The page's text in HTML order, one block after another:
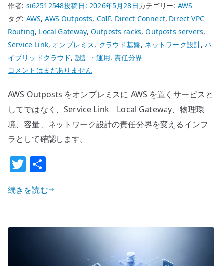
い
へ
の
作者: si62512548投稿日:2026年5月28日カテゴリー: AWS
タグ: AWS,AWS Outposts, CoIP, Direct Connect, Direct VPC
Routing, Local Gateway, Outposts racks,Outposts servers,
Service Link, オンプレミス, クラウド基盤, ネットワーク設計,ハ
イブリッドクラウド, 設計・運用, 責任分界
AWS
の
本
質
は
ン
プ
レ
で
コメントはまだありません
AWS Outposts をオンプレミスに AWS を置くサービスと
してではなく、Service Link、Local Gateway、物理環
境、容量、ネットワーク設計の責任分界を変えるインフ
ラとして確認します。
T
w
it
te
r
続きを読む